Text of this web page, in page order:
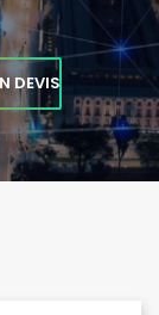
DEVIS